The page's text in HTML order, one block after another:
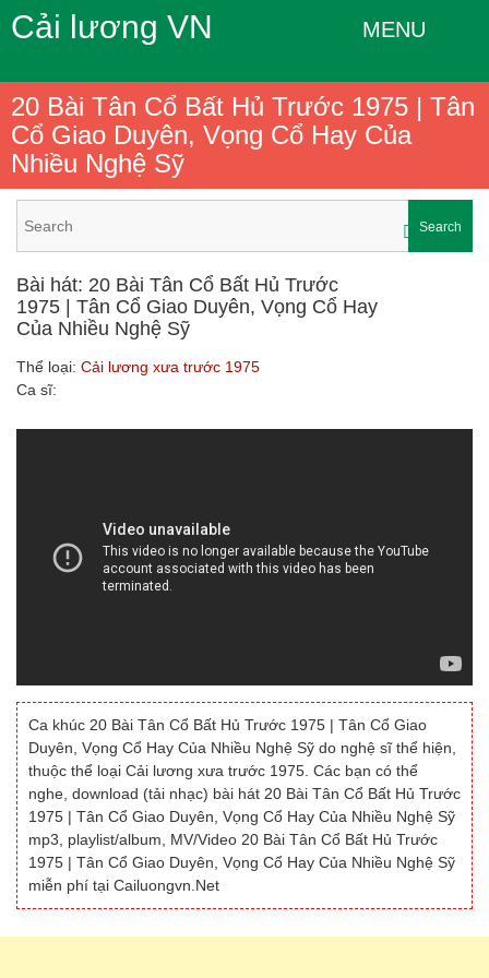
Cải lương VN MENU
20 Bài Tân Cổ Bất Hủ Trước 1975 | Tân
Cổ Giao Duyên, Vọng Cổ Hay Của
Nhiều Nghệ Sỹ
Search
Bài hát: 20 Bài Tân Cổ Bất Hủ Trước
1975 | Tân Cổ Giao Duyên, Vọng Cổ Hay
Của Nhiều Nghệ Sỹ
Thể loại: Cải lương xưa trước 1975
Ca sĩ:
Ca khúc 20 Bài Tân Cổ Bất Hủ Trước 1975 | Tân Cổ Giao
Duyên, Vọng Cổ Hay Của Nhiều Nghệ Sỹ do nghệ sĩ thể hiện,
thuộc thể loại Cải lương xưa trước 1975. Các bạn có thể
nghe, download (tải nhạc) bài hát 20 Bài Tân Cổ Bất Hủ Trước
1975 | Tân Cổ Giao Duyên, Vọng Cổ Hay Của Nhiều Nghệ Sỹ
mp3, playlist/album, MV/Video 20 Bài Tân Cổ Bất Hủ Trước
1975 | Tân Cổ Giao Duyên, Vọng Cổ Hay Của Nhiều Nghệ Sỹ
miễn phí tại Cailuongvn.Net